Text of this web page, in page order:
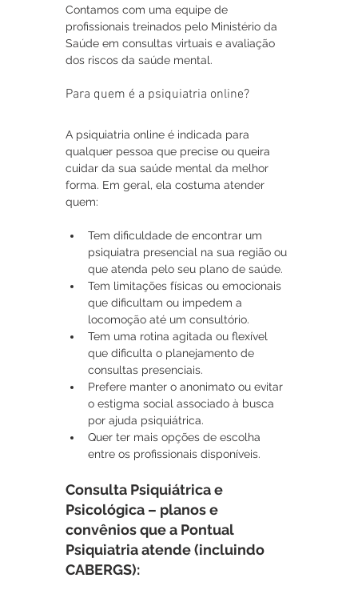
Contamos com uma equipe de
profissionais treinados pelo Ministério da
Saúde em consultas virtuais e avaliação
dos riscos da saúde mental.
Para quem é a psiquiatria online?
A psiquiatria online é indicada para
qualquer pessoa que precise ou queira
cuidar da sua saúde mental da melhor
forma. Em geral, ela costuma atender
quem:
Tem dificuldade de encontrar um
psiquiatra presencial na sua região ou
que atenda pelo seu plano de saúde.
Tem limitações físicas ou emocionais
que dificultam ou impedem a
locomoção até um consultório.
Tem uma rotina agitada ou flexível
que dificulta o planejamento de
consultas presenciais.
Prefere manter o anonimato ou evitar
o estigma social associado à busca
por ajuda psiquiátrica.
Quer ter mais opções de escolha
entre os profissionais disponíveis.
Consulta Psiquiátrica e
Psicológica – planos e
convênios que a Pontual
Psiquiatria atende (incluindo
CABERGS):